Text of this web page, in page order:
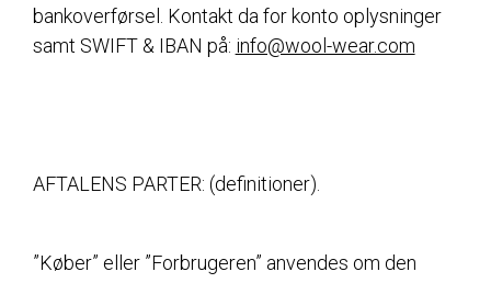
bankoverførsel. Kontakt da for konto oplysninger
samt SWIFT & IBAN på: info@wool-wear.com
AFTALENS PARTER: (definitioner).
”Køber” eller ”Forbrugeren” anvendes om den